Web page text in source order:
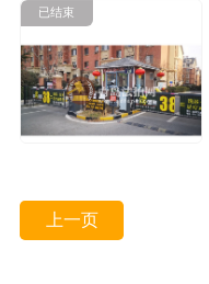
已结束
上一页